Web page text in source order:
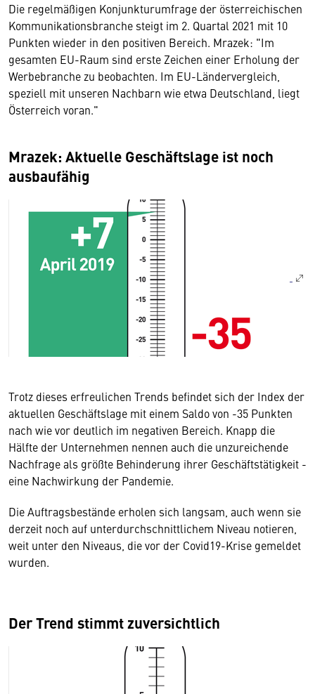
Die regelmäßigen Konjunkturumfrage der österreichischen
Kommunikationsbranche steigt im 2. Quartal 2021 mit 10
Punkten wieder in den positiven Bereich. Mrazek: "Im
gesamten EU-Raum sind erste Zeichen einer Erholung der
Werbebranche zu beobachten. Im EU-Ländervergleich,
speziell mit unseren Nachbarn wie etwa Deutschland, liegt
Österreich voran."
Mrazek: Aktuelle Geschäftslage ist noch
ausbaufähig
Trotz dieses erfreulichen Trends befindet sich der Index der
aktuellen Geschäftslage mit einem Saldo von -35 Punkten
nach wie vor deutlich im negativen Bereich. Knapp die
Hälfte der Unternehmen nennen auch die unzureichende
Nachfrage als größte Behinderung ihrer Geschäftstätigkeit -
eine Nachwirkung der Pandemie.
Die Auftragsbestände erholen sich langsam, auch wenn sie
derzeit noch auf unterdurchschnittlichem Niveau notieren,
weit unter den Niveaus, die vor der Covid19-Krise gemeldet
wurden.
Der Trend stimmt zuversichtlich